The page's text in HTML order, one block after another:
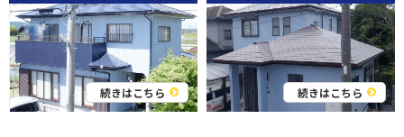
続きはこちら 続きはこちら